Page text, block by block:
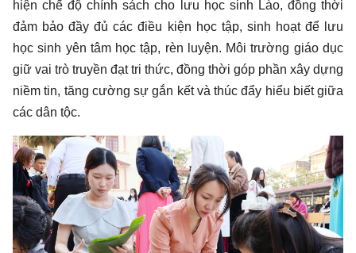
hiện chế độ chính sách cho lưu học sinh Lào, đồng thời
đảm bảo đầy đủ các điều kiện học tập, sinh hoạt để lưu
học sinh yên tâm học tập, rèn luyện. Môi trường giáo dục
giữ vai trò truyền đạt tri thức, đồng thời góp phần xây dựng
niềm tin, tăng cường sự gắn kết và thúc đẩy hiểu biết giữa
các dân tộc.